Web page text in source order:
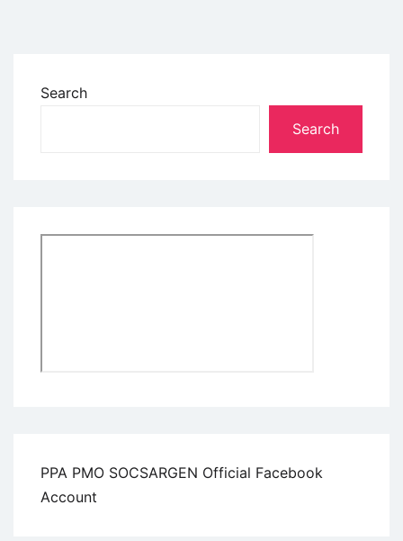
Search
Search
PPA PMO SOCSARGEN Official Facebook
Account